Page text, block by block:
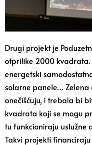
Drugi projekt je
otprilike 2000
energetski
solarne panele…
onečišćuju, i trebala bi
kvadrata koji se mogu
tu funkcioniraju uslužne
Takvi projekti